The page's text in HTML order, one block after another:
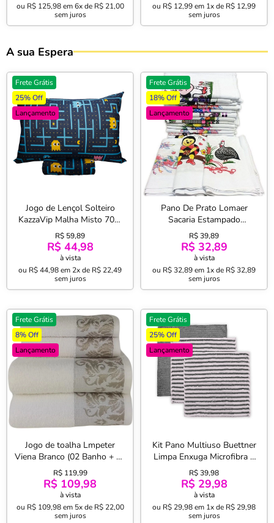
ou R$ 125,98em6x de R$ 21,00
sem juros
ou R$ 12,99em 1x de R$ 12,99
sem juros
A sua Espera
Frete Grátis
25% Off
Lançamento
Jogo de Lençol Solteiro
KazzaVip Malha Misto 70%
Algodão e 30% Poliéster
Estampado com Elástico 2
Pçs Pac Pac Marinho
R$ 59,89
R$ 44,98
à vista
ou R$ 44,98em 2x de R$ 22,49
sem juros
Frete Grátis
18% Off
Lançamento
Pano De Prato Lomaer
Sacaria Estampado
Tradicional 0,45cm x 0,71cm
06 Unds Branco
R$ 39,89
R$ 32,89
à vista
ou R$ 32,89em 1x de R$ 32,89
sem juros
Frete Grátis
8% Off
Lançamento
Jogo de toalha Lmpeter
Viena Branco (02 Banho + 02
Rosto)
R$ 119,99
R$ 109,98
à vista
ou R$ 109,98em 5x de R$ 22,00
sem juros
Frete Grátis
25% Off
Lançamento
Kit Pano Multiuso Buettner
Limpa Enxuga Microfibra 3
Pçs Cooking Cinza
R$ 39,98
R$ 29,98
à vista
ou R$ 29,98em 1x de R$ 29,98
sem juros